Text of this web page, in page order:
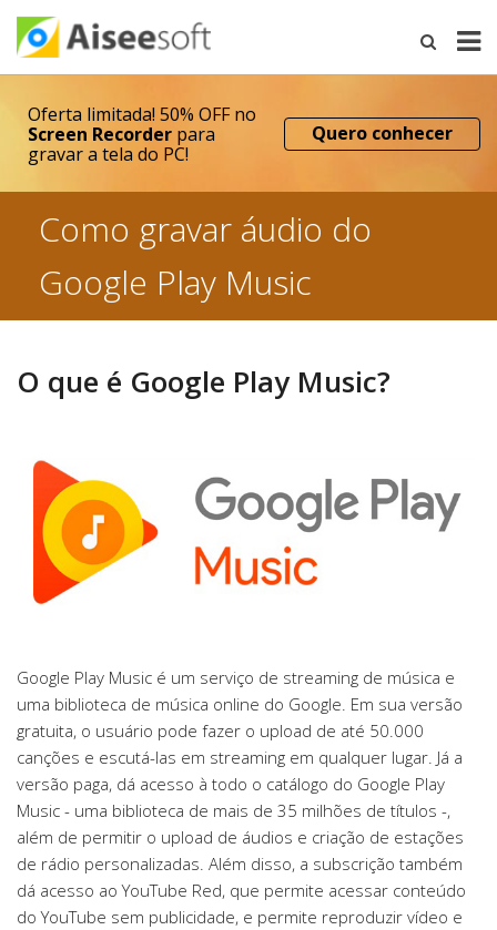
Oferta limitada! 50% OFF no
Screen Recorder para
gravar a tela do PC!
Quero conhecer
Como gravar áudio do
Google Play Music
O que é Google Play Music?
Google Play Music é um serviço de streaming de música e
uma biblioteca de música online do Google. Em sua versão
gratuita, o usuário pode fazer o upload de até 50.000
canções e escutá-las em streaming em qualquer lugar. Já a
versão paga, dá acesso à todo o catálogo do Google Play
Music - uma biblioteca de mais de 35 milhões de títulos -,
além de permitir o upload de áudios e criação de estações
de rádio personalizadas. Além disso, a subscrição também
dá acesso ao YouTube Red, que permite acessar conteúdo
do YouTube sem publicidade, e permite reproduzir vídeo e